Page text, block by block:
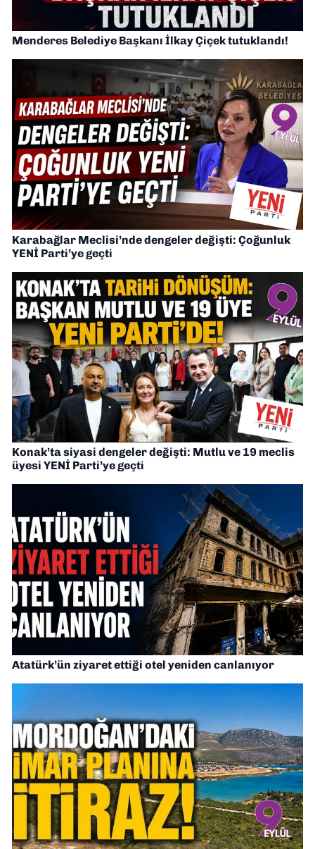
Menderes Belediye Başkanı İlkay Çiçek tutuklandı!
Karabağlar Meclisi’nde dengeler değişti: Çoğunluk
YENİ Parti’ye geçti
Konak’ta siyasi dengeler değişti: Mutlu ve 19 meclis
üyesi YENİ Parti’ye geçti
Atatürk’ün ziyaret ettiği otel yeniden canlanıyor